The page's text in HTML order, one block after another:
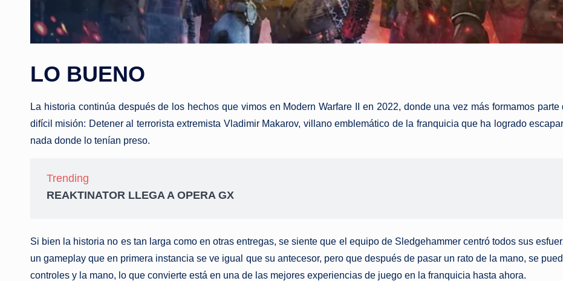
LO BUENO
La historia continúa después de los hechos que vimos en Modern Warfare II en 2022, donde una vez más formamos
difícil misión: Detener al terrorista extremista Vladimir Makarov, villano emblemático de la franquicia que ha logrado
nada donde lo tenían preso.
Trending
REAKTINATOR LLEGA A OPERA GX
Si bien la historia no es tan larga como en otras entregas, se siente que el equipo de Sledgehammer centró todos sus
un gameplay que en primera instancia se ve igual que su antecesor, pero que después de pasar un rato de la mano, se
controles y la mano, lo que convierte está en una de las mejores experiencias de juego en la franquicia hasta ahora.